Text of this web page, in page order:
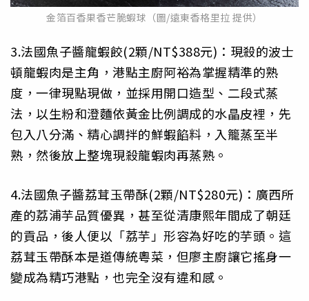
金箔百香果香芒脆蝦球（圖/遠東香格里拉 提供）
3.法國魚子醬龍蝦餃(2顆/NT$388元)：現殺的波士
頓龍蝦肉是主角，港點主廚阿裕為掌握精準的熟
度，一律現點現做，並採用開口造型、二段式蒸
法，以生粉和澄麵依黃金比例調成的水晶皮裡，先
包入八分滿、精心調拌的鮮蝦餡料，入籠蒸至半
熟，然後放上整塊現殺龍蝦肉再蒸熟。
4.法國魚子醬荔茸玉帶酥(2顆/NT$280元)：廣西所
產的荔浦芋品質優異，甚至從清康熙年間成了朝廷
的貢品，後人便以「荔芋」形容為好吃的芋頭。這
荔茸玉帶酥本是道傳統粵菜，但廖主廚讓它搖身一
變成為精巧港點，也完全沒有違和感。